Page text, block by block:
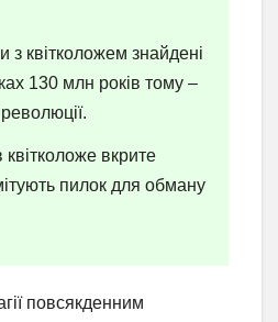
з квітколожем знайдені
130 млн років тому –
квітколоже вкрите
пилок для обману
повсякденним